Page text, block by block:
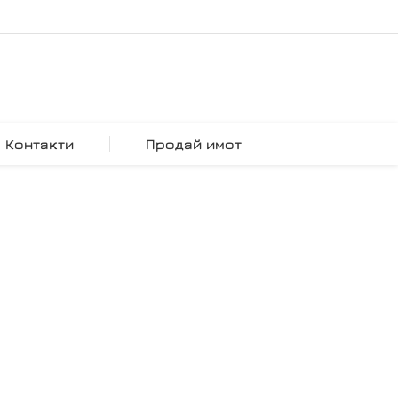
Контакти Продай имот